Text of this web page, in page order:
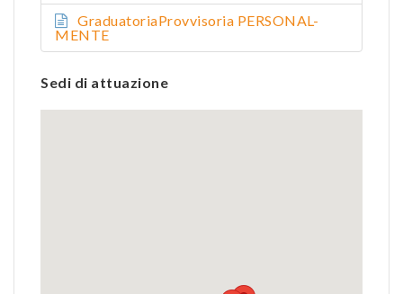
GraduatoriaProvvisoria PERSONAL-
MENTE
Sedi di attuazione